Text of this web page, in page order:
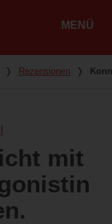
MENÜ
❭ Rezensionen ❭
mit